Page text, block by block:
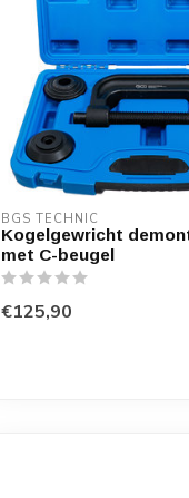
BGS TECHNIC
Kogelgewricht
met C-beugel
€125,90